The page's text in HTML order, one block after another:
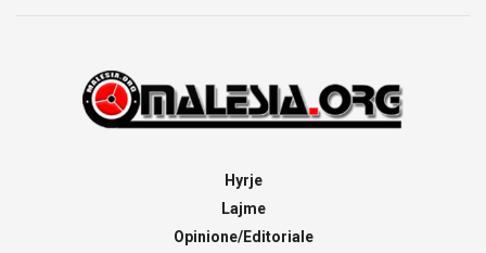
Hyrje
Lajme
Opinione/Editoriale